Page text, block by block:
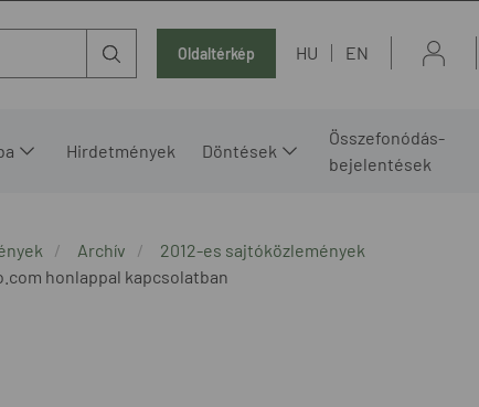
Oldaltérkép HU EN
Hirdetmények Döntések
Összefonódás-
bejelentések
Archív
2012-es sajtóközlemények
honlappal kapcsolatban